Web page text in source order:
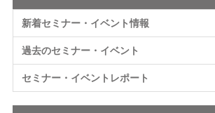
新着セミナー・イベント情報
過去のセミナー・イベント
セミナー・イベントレポート